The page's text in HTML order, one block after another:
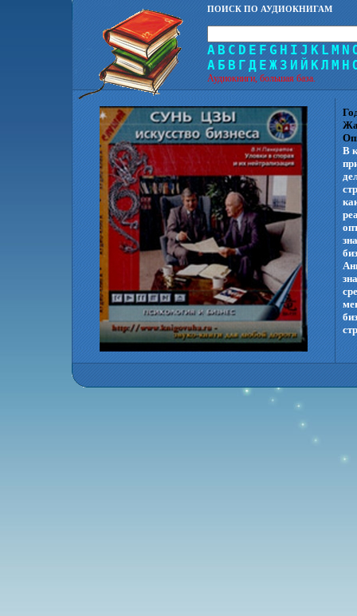
ПОИСК ПО АУДИОКНИГАМ
A B C D E F G H I J K L M N
А Б В Г Д Е Ж З И Й КЛ М Н
Аудиокниги, большая база.
В